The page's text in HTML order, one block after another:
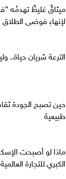
ميثاقٌ غليظٌ تهدمُه
لإنهاءِ فوضى
الترعة شريان
حين تصبح الجودة
طبيعية
ماذا لو أصبحت
الكبري للتجارة